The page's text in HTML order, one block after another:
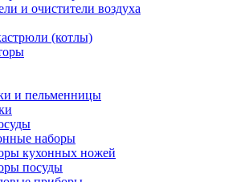
и очистители воздуха
(котлы)
и пельменницы
наборы
кухонных ножей
посуды